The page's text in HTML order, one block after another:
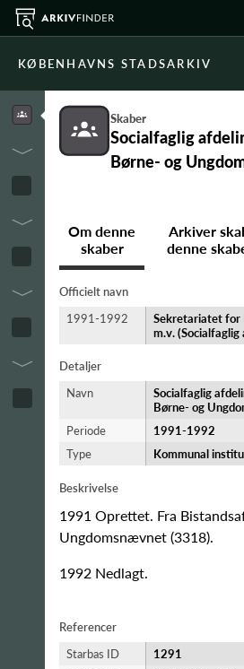
KØBENHAVNS STADSARKIV
Skaber
Socialfaglig
Børne- og
Om denne
skaber
Arkiver
denne
Officielt navn
1991-1992
Sekretariatet for
m.v. (Socialfaglig
Detaljer
Navn
Socialfaglig
Børne- og
Periode
1991-​1992
Type
Kommunal
Beskrivelse
1991 Oprettet. Fra
Ungdomsnævnet (3318).
1992 Nedlagt.
Referencer
Starbas ID
1291